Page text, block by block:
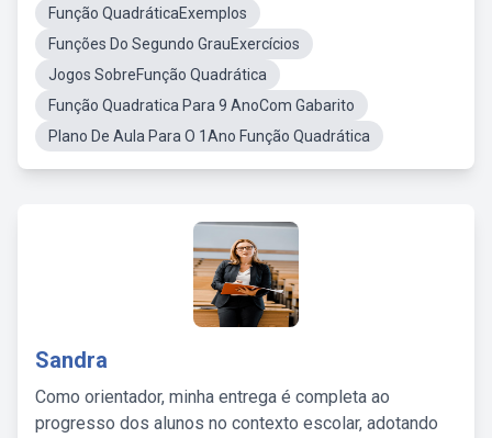
Função QuadráticaExemplos
Funções Do Segundo GrauExercícios
Jogos SobreFunção Quadrática
Função Quadratica Para 9 AnoCom Gabarito
Plano De Aula Para O 1Ano Função Quadrática
Sandra
Como orientador, minha entrega é completa ao
progresso dos alunos no contexto escolar, adotando